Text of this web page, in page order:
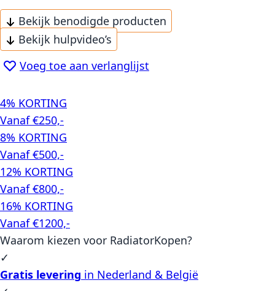
Bekijk benodigde producten
Bekijk hulpvideo’s
Voeg toe aan verlanglijst
4% KORTING
Vanaf €250,-
8% KORTING
Vanaf €500,-
12% KORTING
Vanaf €800,-
16% KORTING
Vanaf €1200,-
Waarom kiezen voor RadiatorKopen?
✓
Gratis levering in Nederland & België